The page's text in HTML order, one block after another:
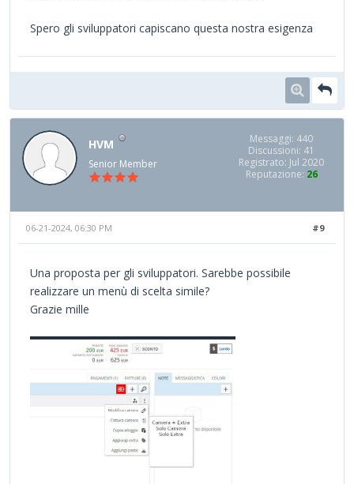
Spero gli sviluppatori capiscano questa nostra esigenza
HVM
Senior Member
Messaggi: 440
Discussioni: 41
Registrato: Jul 2020
Reputazione: 26
#9
06-21-2024, 06:30 PM
Una proposta per gli sviluppatori. Sarebbe possibile
realizzare un menù di scelta simile?
Grazie mille